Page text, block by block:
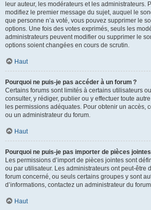
leur auteur, les modérateurs et les administrateurs.
modifiez le premier message du sujet, auquel le
que personne n’a voté, vous pouvez supprimer le
options. Une fois des votes exprimés, seuls les
administrateurs peuvent modifier ou supprimer le
options soient changées en cours de scrutin.
Haut
Pourquoi ne puis-je pas accéder à un forum ?
Certains forums sont limités à certains utilisateurs
consulter, y rédiger, publier ou y effectuer toute
les permissions adéquates. Pour obtenir un accès,
ou un administrateur du forum.
Haut
Pourquoi ne puis-je pas importer de pièces
Les permissions d’import de pièces jointes sont
ou par utilisateur. Les administrateurs ont peut-être
forum concerné, ou seuls certains groupes y sont
d’informations, contactez un administrateur du
Haut